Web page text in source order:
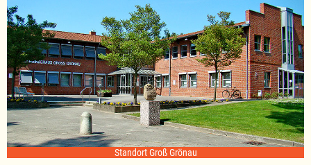
Standort Groß Grönau